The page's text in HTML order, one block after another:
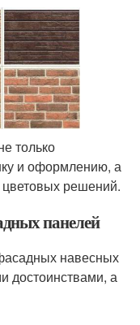
только
и оформлению, а
цветовых решений.
панелей
навесных
достоинствами, а